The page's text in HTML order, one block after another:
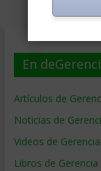
En
Artículos de
Noticias de
Videos de Gerencia
Libros de Gerencia